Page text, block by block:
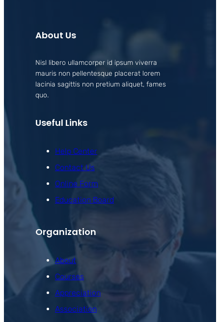
About Us
Nisl libero ullamcorper id ipsum viverra
mauris non pellentesque placerat lorem
lacinia sagittis non pretium aliquet, fames
quo.
Useful Links
Help Center
Contact Us
Online Form
Education Board
Organization
About
Courses
Appreciation
Association